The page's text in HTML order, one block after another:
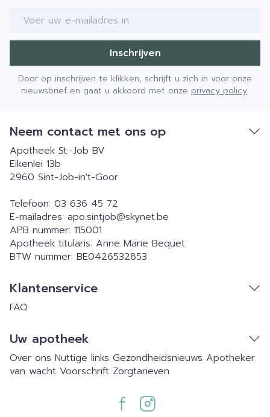
E-mail adres
Inschrijven
Door op inschrijven te klikken, schrijft u zich in voor onze
nieuwsbrief en gaat u akkoord met onze privacy policy.
Neem contact met ons op
Apotheek St.-Job BV
Eikenlei 13b
2960 Sint-Job-in't-Goor
Telefoon: 03 636 45 72
E-mailadres: apo.sintjob@skynet.be
APB nummer: 115001
Apotheek titularis: Anne Marie Bequet
BTW nummer: BE0426532853
Klantenservice
FAQ
Uw apotheek
Over ons Nuttige links Gezondheidsnieuws Apotheker
van wacht Voorschrift Zorgtarieven